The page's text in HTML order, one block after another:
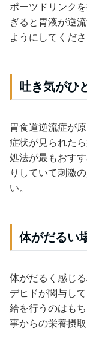
ポーツドリンク
ぎると胃液が逆
ようにしてくださ
吐き気がひ
胃食道逆流症が
症状が見られた
処法が最もおす
りしていて刺激
い。
体がだるい
体がだるく感じ
デヒドが関与し
給を行うのはも
事からの栄養摂